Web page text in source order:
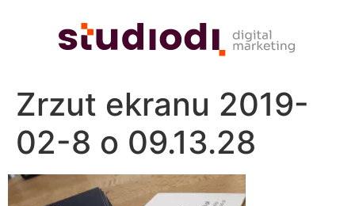
Zrzut ekranu 2019-
02-8 o 09.13.28